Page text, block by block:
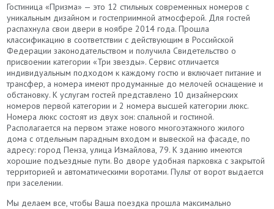
Гостиница «Призма» — это 12 стильных современных номеров с
уникальным дизайном и гостеприимной атмосферой. Для гостей
распахнула свои двери в ноябре 2014 года. Прошла
классификацию в соответствии с действующим в Российской
Федерации законодательством и получила Свидетельство о
присвоении категории «Три звезды». Сервис отличается
индивидуальным подходом к каждому гостю и включает питание и
трансфер, а номера имеют продуманные до мелочей оснащение и
обстановку. К услугам гостей представлено 10 дизайнерских
номеров первой категории и 2 номера высшей категории люкс.
Номера люкс состоят из двух зон: спальной и гостиной.
Располагается на первом этаже нового многоэтажного жилого
дома с отдельным парадным входом и вывеской на фасаде, по
адресу: город Пенза, улица Измайлова, 79. К зданию имеются
хорошие подъездные пути. Во дворе удобная парковка c закрытой
территорией и автоматическими воротами. Пульт от ворот выдается
при заселении.
Мы делаем все, чтобы Ваша поездка прошла максимально